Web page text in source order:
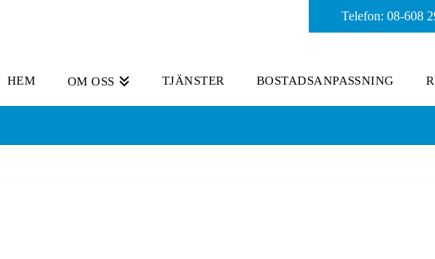
Telefon: 08-608
HEM OM OSS TJÄNSTER BOSTADSANPASSNING